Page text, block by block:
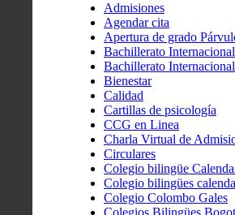
Admisiones
Agendar cita
Apertura de grado
Bachillerato Internacional
Bachillerato Internacional
Bienestar
Calidad
Cartillas de psicología
CCG en Linea
Charla Virtual de
Circulares
Colegio bilingüe
Colegio bilingües
Colegio Colombo Gales